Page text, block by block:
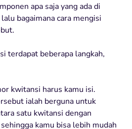
apa saja yang ada di
bagaimana cara mengisi
terdapat beberapa langkah,
kwitansi harus kamu isi.
ialah berguna untuk
satu kwitansi dengan
kamu bisa lebih mudah